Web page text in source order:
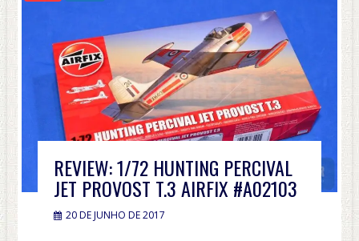
REVIEW: 1/72 HUNTING PERCIVAL
JET PROVOST T.3 AIRFIX #A02103
20 DE JUNHO DE 2017